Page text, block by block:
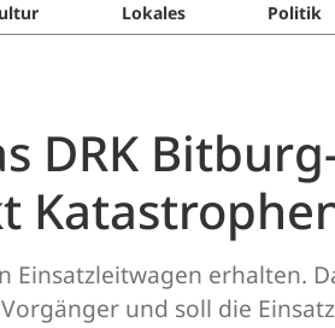
Lokales Politik
DRK
Einsatzleitwagen erhalten.
und soll die